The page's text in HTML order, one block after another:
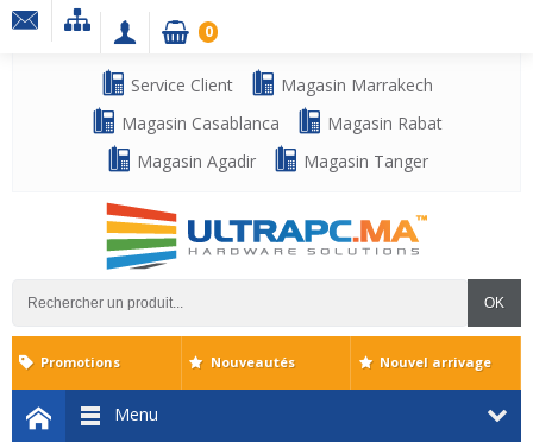
Service Client
Magasin Marrakech
Magasin Casablanca
Magasin Rabat
Magasin Agadir
Magasin Tanger
OK
0
Menu
Promotions Nouveautés Nouvel arrivage